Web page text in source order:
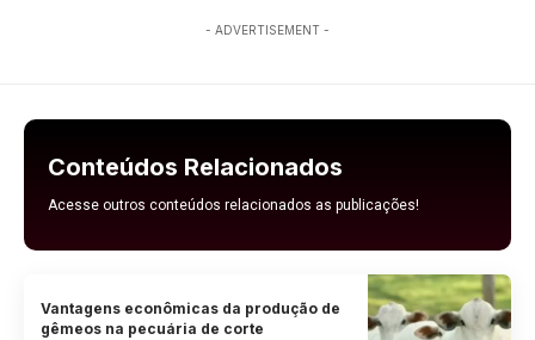
- ADVERTISEMENT -
Conteúdos Relacionados
Acesse outros conteúdos relacionados as publicações!
Vantagens econômicas da produção de
gêmeos na pecuária de corte